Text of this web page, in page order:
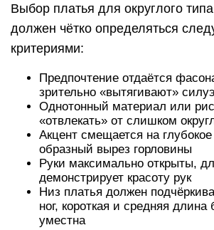
Выбор платья для округлого
должен чётко определяться
критериями:
Предпочтение отдаётся
зрительно «вытягивают»
Однотонный материал или
«отвлекать» от слишком
Акцент смещается на
образный вырез горловины
Руки максимально открыты,
демонстрирует красоту рук
Низ платья должен
ног, короткая и средняя
уместна